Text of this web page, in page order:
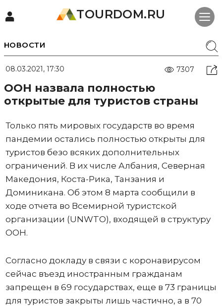
TOURDOM.RU
НОВОСТИ
08.03.2021, 17:30 7307
ООН назвала полностью
открытые для туристов страны
Только пять мировых государств во время
пандемии остались полностью открыты для
туристов безо всяких дополнительных
ограничений. В их числе Албания, Северная
Македония, Коста-Рика, Танзания и
Доминикана. Об этом 8 марта сообщили в
ходе отчета во Всемирной туристской
организации (UNWTO), входящей в структуру
ООН.
Согласно докладу в связи с коронавирусом
сейчас въезд иностранным гражданам
запрещен в 69 государствах, еще в 73 границы
для туристов закрыты лишь частично, а в 70